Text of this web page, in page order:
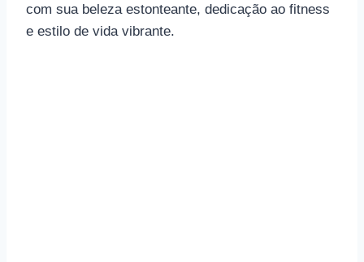
com sua beleza estonteante, dedicação ao fitness
e estilo de vida vibrante.